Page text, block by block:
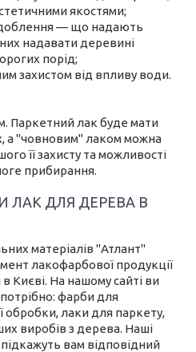
якостями;
— що надають
надавати деревині
порід;
захистом від впливу води.
Паркетний лак буде мати
а "човновим" лаком можна
її захисту та можливості
прибирання.
ЛАК ДЛЯ ДЕРЕВА В
матеріалів "Атлант"
лакофарбової продукції
Києві. На нашому сайті ви
фарби для
обробки, лаки для паркету,
виробів з дерева. Наші
вам відповідний